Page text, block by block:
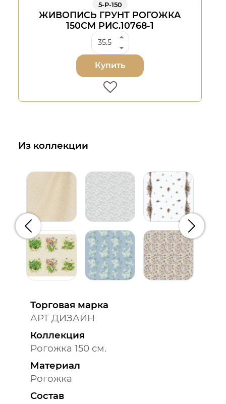
5-Р-150
ЖИВОПИСЬ ГРУНТ РОГОЖКА
150СМ РИС.10768-1
Купить
Из коллекции
Предыдущий
Торговая марка
АРТ ДИЗАЙН
Коллекция
Рогожка 150 см.
Материал
Рогожка
Состав